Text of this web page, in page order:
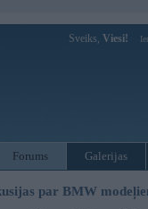
Sveiks, Viesi!
Forums Galerijas
par BMW